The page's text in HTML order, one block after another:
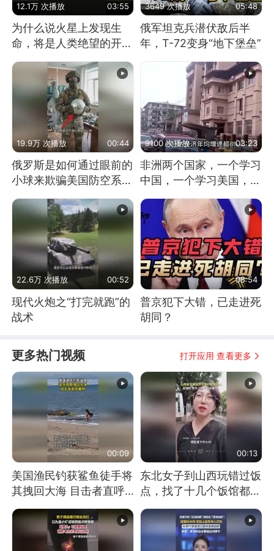
12.1万 次播放 03:55
为什么说火星上发现生
命，将是人类绝望的开
始？
3649 次播放 05:48
俄军坦克兵潜伏敌后半
年，T-72变身“地下堡垒”
19.9万 次播放 00:44
俄罗斯是如何通过眼前的
小球来欺骗美国防空系统
9100 次播放 03:23
非洲两个国家，一个学习
中国，一个学习美国，结
22.6万 次播放 00:52
现代火炮之“打完就跑”的
战术
08:54
普京犯下大错，已走进死
胡同？
更多热门视频 打开应用 查看更多
00:09
美国渔民钓获鲨鱼徒手将
其拽回大海 目击者直呼
震惊 （视频来源：参考
消息）
00:13
东北女子到山西玩错过饭
点，找了十几个饭馆都没
开门：午休到几点